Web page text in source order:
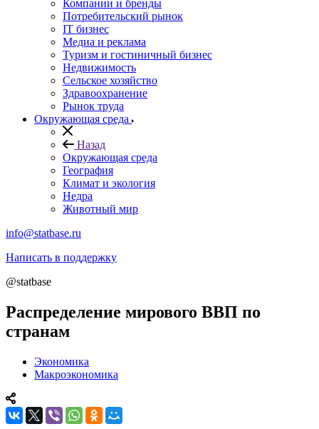
Компании и бренды
Потребительский рынок
IT бизнес
Медиа и реклама
Туризм и гостиничный бизнес
Недвижимость
Сельское хозяйство
Здравоохранение
Рынок труда
Окружающая среда
Назад
Окружающая среда
География
Климат и экология
Недра
Животный мир
info@statbase.ru
Написать в поддержку
@statbase
Распределение мирового ВВП по
странам
Экономика
Макроэкономика